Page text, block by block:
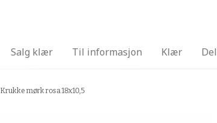
Salg klær Til informasjon Klær
Krukke mørk rosa 18x10,5